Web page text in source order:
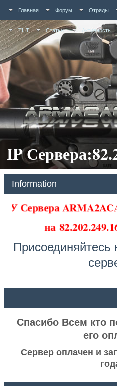
Главная Форум Отряды
ТНТ Статьи Активность
IP
Information
У Сервера
на
Присоединяйтесь
Спасибо Всем кто
его
Сервер оплачен и